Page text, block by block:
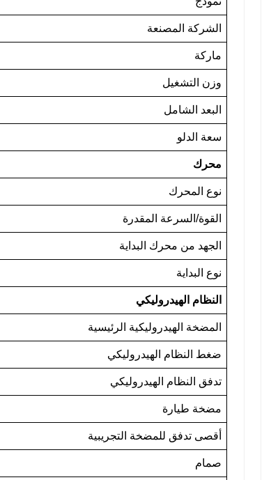
الشركة المصنعة
ماركة
وزن التشغيل
البعد الشامل
سعة الدلو
محرك
نوع المحرك
القوة/السرعة المقدرة
الجهد من محرك البداية
نوع البداية
النظام الهيدروليكي
المضخة الهيدروليكية الرئيسية
ضغط النظام الهيدروليكي
تدفق النظام الهيدروليكي
مضخة طيارة
أقصى تدفق للمضخة التجريبية
صمام